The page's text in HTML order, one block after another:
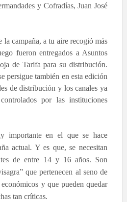
y Cofradías, Juan José
la campaña, a tu aire recogió más
fueron entregados a Asuntos
de Tarifa para su distribución.
persigue también en esta edición
de distribución y los canales ya
por las instituciones
importante en el que se hace
actual. Y es que, se necesitan
de entre 14 y 16 años. Son
que pertenecen al seno de
y que pueden quedar
tan críticas.